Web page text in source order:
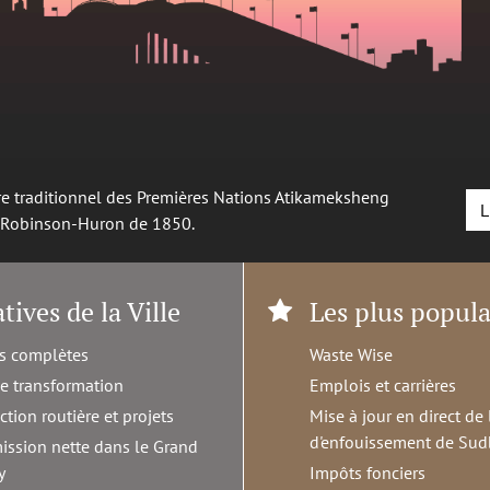
traditionnel des Premières Nations Atikameksheng
Huron de 1850.
de la Ville
complètes
transformation
routière et projets
nette dans le Grand
Les plus
Waste Wise
Emplois et carrières
Mise à jour en direct de
d'enfouissement de
Impôts fonciers